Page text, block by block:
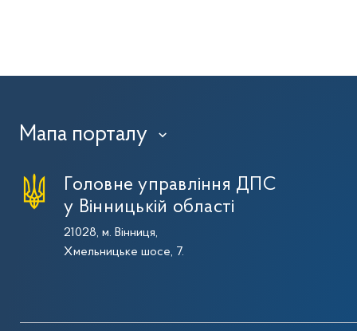
Мапа порталу ›
Головне управління ДПС
у Вінницькій області
21028, м. Вінниця,
Хмельницьке шосе, 7.